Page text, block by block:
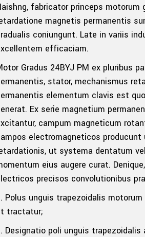
fabricator princeps motorum
magnetis permanentis
coniungunt. Late in variis
efficaciam.
Gradus 24BYJ PM ex pluribus
stator, mechanismus
elementum clavis est
Ex serie magnetium
campum magneticum
electromagneticos
ut systema dentatum
eius augere curat.
precisos convolutionibus
Polus unguis trapezoidalis
tractatur;
Designatio poli unguis